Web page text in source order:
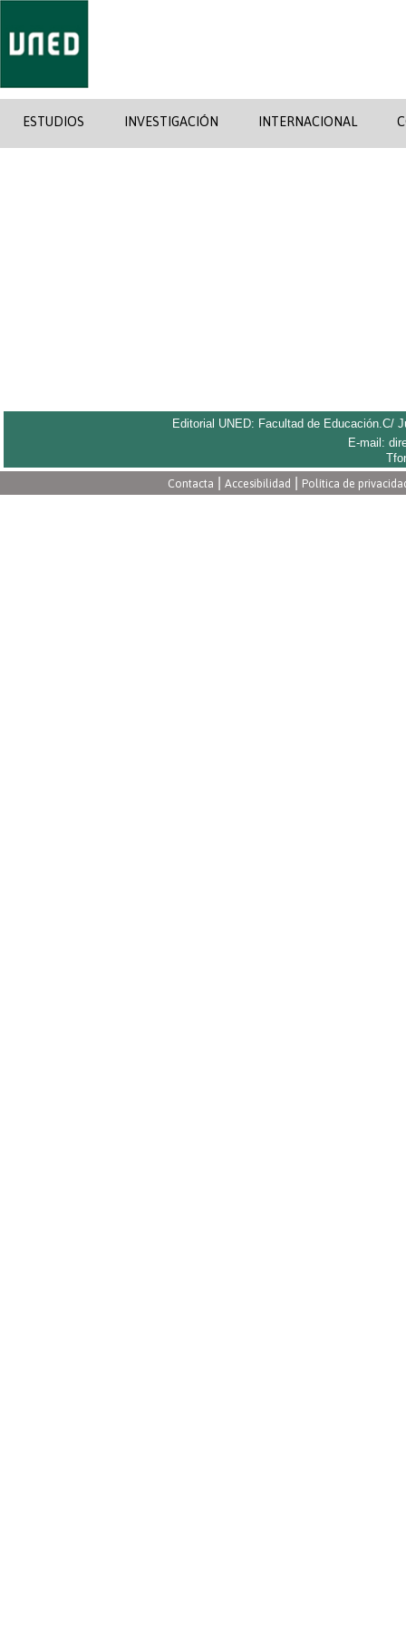
ESTUDIOS INVESTIGACIÓN INTERNACIONAL
Editorial UNED: Facultad de Educación.C/
E-mail:
Contacta
Accesibilidad Política de